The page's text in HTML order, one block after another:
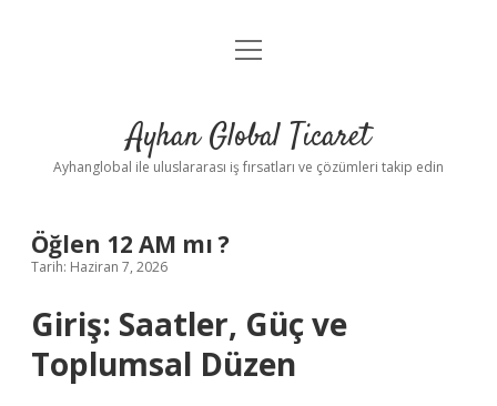
Anasayfa
Yasal Uyarı
menüyü
Ayhan Global Ticaret
Ayhanglobal ile uluslararası iş fırsatları ve çözümleri takip edin
Öğlen 12 AM mı ?
Tarih: Haziran 7, 2026
Giriş: Saatler, Güç ve
Toplumsal Düzen